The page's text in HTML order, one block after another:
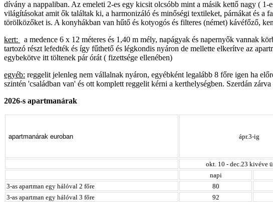
dívány a nappaliban. Az emeleti 2-es egy kicsit olcsóbb mint a másik kettő nagy ( 1-
világításokat amit ők találtak ki, a harmonizáló és minőségi textileket, párnákat és a
törölközőket is. A konyhákban van hűtő és kotyogós és filteres (német) kávéfőző,
kert:
a medence 6 x 12 méteres és 1,40 m mély, napágyak és napernyők vannak
tartozó részt lefedték és így fűthető és légkondis nyáron de mellette elkerítve az
egybekötve itt töltenek pár órát ( fizettsége ellenében)
egyéb: reggelit jelenleg nem vállalnak nyáron, egyébként legalább 8 főre igen ha
szintén 'családban van' és ott komplett reggelit kérni a kerthelységben. Szerdán
2026-s apartmanárak
apartmanárak euroban ápr.3-ig
okt. 10 - dec.23 kivéve
napi
3-as apartman egy hálóval 2 főre
80
3-as apartman egy hálóval 3 főre
92